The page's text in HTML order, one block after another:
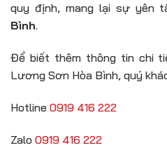
quy định, mang lại sự yên
Bình.
Để biết thêm thông tin chi
Lương Sơn Hòa Bình, quý
Hotline 0919 416 222
Zalo 0919 416 222